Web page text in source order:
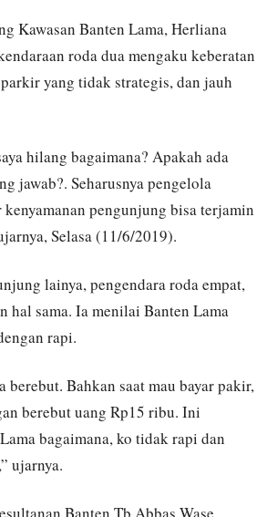
Kawasan Banten Lama, Herliana
roda dua mengaku keberatan
yang tidak strategis, dan jauh
hilang bagaimana? Apakah ada
jawab?. Seharusnya pengelola
pengunjung bisa terjamin
Selasa (11/6/2019).
lainya, pengendara roda empat,
hal sama. Ia menilai Banten Lama
rapi.
berebut. Bahkan saat mau bayar pakir,
berebut uang Rp15 ribu. Ini
bagaimana, ko tidak rapi dan
ujarnya.